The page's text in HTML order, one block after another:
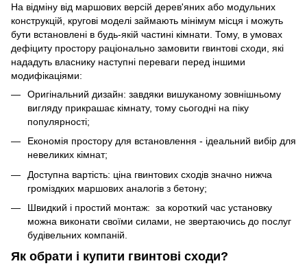
На відміну від маршових версій дерев'яних або модульних
конструкцій, кругові моделі займають мінімум місця і можуть
бути встановлені в будь-якій частині кімнати. Тому, в умовах
дефіциту простору раціонально замовити гвинтові сходи, які
нададуть власнику наступні переваги перед іншими
модифікаціями:
Оригінальний дизайн: завдяки вишуканому зовнішньому
вигляду прикрашає кімнату, тому сьогодні на піку
популярності;
Економія простору для встановлення - ідеальний вибір для
невеликих кімнат;
Доступна вартість: ціна гвинтових сходів значно нижча
громіздких маршових аналогів з бетону;
Швидкий і простий монтаж: за короткий час установку
можна виконати своїми силами, не звертаючись до послуг
будівельних компаній.
Як обрати і купити гвинтові сходи?